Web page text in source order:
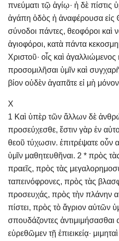
πνεύματι τῷ ἁγίῳ· ἡ δὲ
ἀγάπη ὁδὸς ἡ ἀναφέρουσα εἰς
σύνοδοι πάντες, θεοφόροι καὶ
ἁγιοφόροι, κατὰ πάντα
Χριστοῦ· οἷς καὶ
προσομιλῆσαι ὑμῖν καὶ
βίον οὐδὲν ἀγαπᾶτε εἰ μὴ
X
1 Καὶ ὑπὲρ τῶν ἄλλων δὲ
προσεύχεσθε, ἔστιν γὰρ ἐν
θεοῦ τύχωσιν. ἐπιτρέψατε οὖν
ὑμῖν μαθητευθῆναι. 2 * πρὸς
πραεῖς, πρὸς τὰς
ταπεινόφρονες, πρὸς τὰς
προσευχάς, πρὸς τὴν πλάνην
πίστει, πρὸς τὸ ἄγριον αὐτῶν
σπουδάζοντες
εὑρεθῶμεν τῇ ἐπιεικείᾳ·